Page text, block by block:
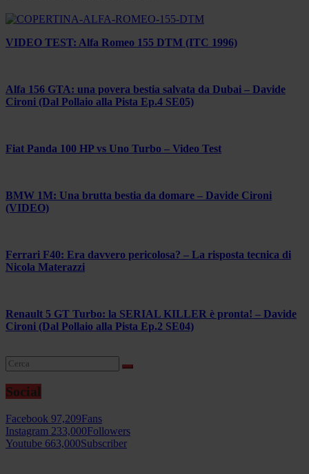
VIDEO TEST: Alfa Romeo 155 DTM (ITC 1996)
Alfa 156 GTA: una povera bestia salvata da Dubai – Davide
Cironi (Dal Pollaio alla Pista Ep.4 SE05)
Fiat Panda 100 HP vs Uno Turbo – Video Test
BMW 1M: Una brutta bestia da domare – Davide Cironi
(VIDEO)
Ferrari F40: Era davvero pericolosa? – La risposta tecnica di
Nicola Materazzi
Renault 5 GT Turbo: la SERIAL KILLER è pronta! – Davide
Cironi (Dal Pollaio alla Pista Ep.2 SE04)
Social
Facebook 97,209Fans
Instagram 233,000Followers
Youtube 663,000Subscriber